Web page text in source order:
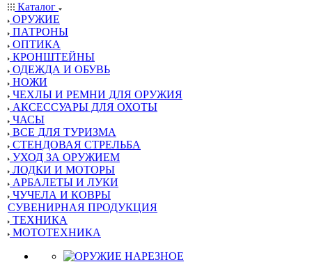
Каталог
ОРУЖИЕ
ПАТРОНЫ
ОПТИКА
КРОНШТЕЙНЫ
ОДЕЖДА И ОБУВЬ
НОЖИ
ЧЕХЛЫ И РЕМНИ ДЛЯ ОРУЖИЯ
АКСЕССУАРЫ ДЛЯ ОХОТЫ
ЧАСЫ
ВСЕ ДЛЯ ТУРИЗМА
СТЕНДОВАЯ СТРЕЛЬБА
УХОД ЗА ОРУЖИЕМ
ЛОДКИ И МОТОРЫ
АРБАЛЕТЫ И ЛУКИ
ЧУЧЕЛА И КОВРЫ
СУВЕНИРНАЯ ПРОДУКЦИЯ
ТЕХНИКА
МОТОТЕХНИКА